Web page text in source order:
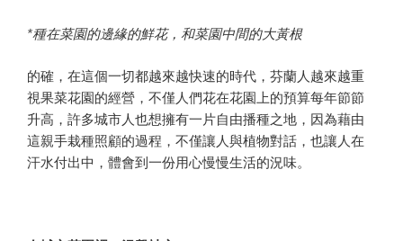
*種在菜園的邊緣的鮮花，和菜園中間的大黃根
的確，在這個一切都越來越快速的時代，芬蘭人越來越重
視果菜花園的經營，不僅人們花在花園上的預算每年節節
升高，許多城市人也想擁有一片自由播種之地，因為藉由
這親手栽種照顧的過程，不僅讓人與植物對話，也讓人在
汗水付出中，體會到一份用心慢慢生活的況味。